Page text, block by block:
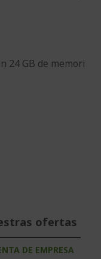
24 GB de memori
ofertas
DE EMPRESA